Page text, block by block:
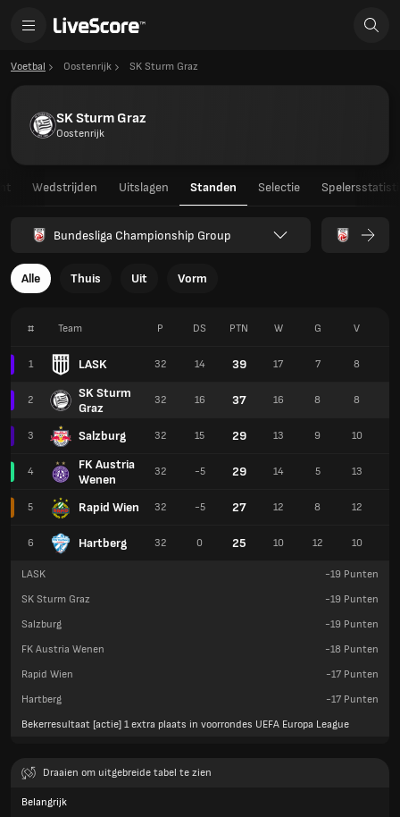
Voetbal Oostenrijk SK Sturm Graz
SK Sturm Graz
Oostenrijk
Wedstrijden Uitslagen Standen Selectie
Bundesliga Championship Group
Alle Thuis Uit Vorm
# Team
1 LASK
2
SK Sturm
Graz
3 Salzburg
4
FK Austria
Wenen
5 Rapid Wien
6 Hartberg
P DS PTN W G V
32 14 39 17 7 8
32 16 37 16 8 8
32 15 29 13 9 10
32 -5 29 14 5 13
32 -5 27 12 8 12
32 0 25 10 12 10
LASK -19 Punten
SK Sturm Graz
-19 Punten
Salzburg
-19 Punten
FK Austria Wenen
-18 Punten
Rapid Wien
-17 Punten
Hartberg
-17 Punten
Bekerresultaat [actie] 1 extra plaats in voorrondes UEFA Europa League
Draaien om uitgebreide tabel te zien
Belangrijk